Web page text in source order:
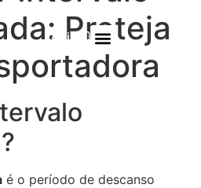
LoginProteja
é o período de descanso